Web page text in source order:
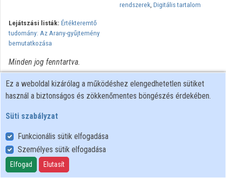
rendszerek, Digitális tartalom
Lejátszási listák: Értékteremtő
tudomány: Az Arany-gyűjtemény
bemutatkozása
Minden jog fenntartva.
Felhasználói szabályzat
Adatkezelési tájékoztató
Süti szabályzat
Ez a weboldal kizárólag a működéshez elengedhetetlen sütiket
használ a biztonságos és zökkenőmentes böngészés érdekében.
Süti szabályzat
Funkcionális sütik elfogadása
Személyes sütik elfogadása
Elfogad Elutasít